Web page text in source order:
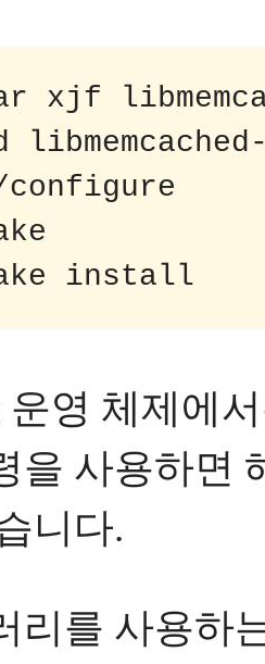
xjf
운영 체제에
을 사용하면
니다.
리를 사용하